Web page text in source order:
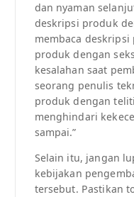
dan nyaman
deskripsi produk
membaca
produk dengan
kesalahan saat
seorang penulis
produk dengan
menghindari
sampai.”
Selain itu, jangan
kebijakan
tersebut. Pastikan